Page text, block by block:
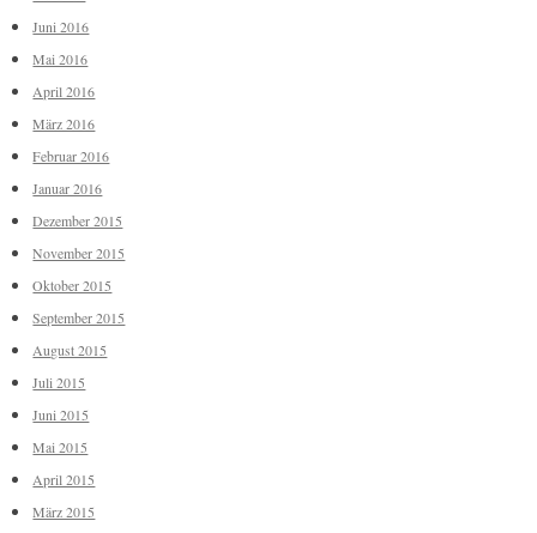
Juni 2016
Mai 2016
April 2016
März 2016
Februar 2016
Januar 2016
Dezember 2015
November 2015
Oktober 2015
September 2015
August 2015
Juli 2015
Juni 2015
Mai 2015
April 2015
März 2015